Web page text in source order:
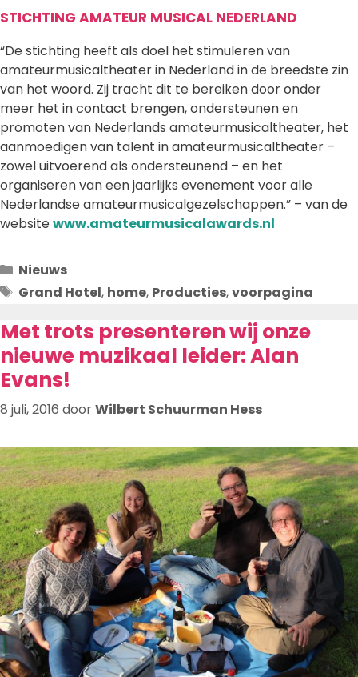
STICHTING AMATEUR MUSICAL NEDERLAND
“De stichting heeft als doel het stimuleren van
amateurmusicaltheater in Nederland in de breedste zin
van het woord. Zij tracht dit te bereiken door onder
meer het in contact brengen, ondersteunen en
promoten van Nederlands amateurmusicaltheater, het
aanmoedigen van talent in amateurmusicaltheater –
zowel uitvoerend als ondersteunend – en het
organiseren van een jaarlijks evenement voor alle
Nederlandse amateurmusicalgezelschappen.” – van de
websitewww.amateurmusicalawards.nl
Categorieën
Nieuws
Tags
Grand Hotel, home, Producties,voorpagina
Met trots presenteren wij onze
nieuwe muzikaal leider: Alan
Evans!
8 juli, 2016 doorWilbert Schuurman Hess